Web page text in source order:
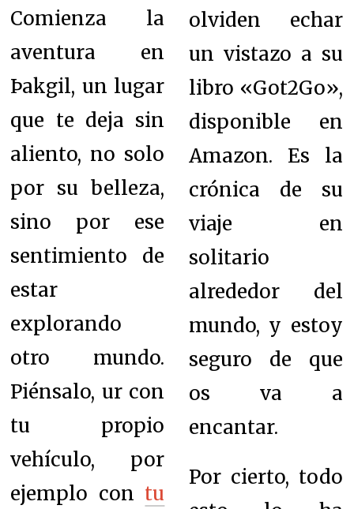
Comienza la
aventura en
Þakgil, un lugar
que te deja sin
aliento, no solo
por su belleza,
sino por ese
sentimiento de
estar
explorando
otro mundo.
Piénsalo, ur con
tu propio
vehículo, por
ejemplo con tu
olviden echar
un vistazo a su
libro «Got2Go»,
disponible en
Amazon. Es la
crónica de su
viaje en
solitario
alrededor del
mundo, y estoy
seguro de que
os va a
encantar.
Por cierto, todo